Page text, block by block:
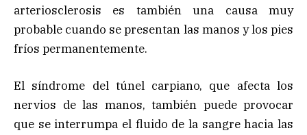
arteriosclerosis es también una causa muy
probable cuando se presentan las manos y los pies
fríos permanentemente.
El síndrome del túnel carpiano, que afecta los
nervios de las manos, también puede provocar
que se interrumpa el fluido de la sangre hacia las